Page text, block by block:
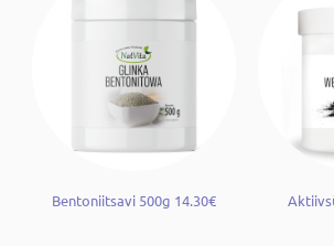
Bentoniitsavi 500g 14.30€